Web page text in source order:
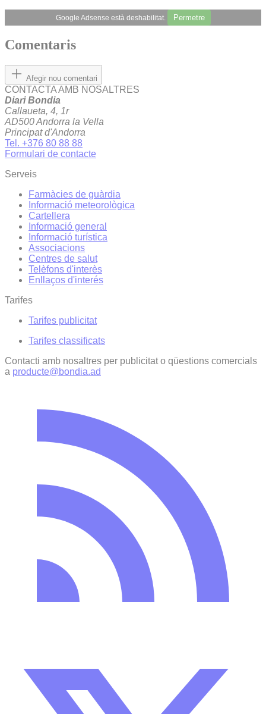
Google Adsense està deshabilitat. Permetre
Comentaris
Afegir nou comentari
CONTACTA AMB NOSALTRES
Diari Bondia
Callaueta, 4, 1r
AD500 Andorra la Vella
Principat d'Andorra
Tel. +376 80 88 88
Formulari de contacte
Serveis
Farmàcies de guàrdia
Informació meteorològica
Cartellera
Informació general
Informació turística
Associacions
Centres de salut
Telèfons d'interès
Enllaços d'interés
Tarifes
Tarifes publicitat
Tarifes classificats
Contacti amb nosaltres per publicitat o qüestions comercials
a producte@bondia.ad